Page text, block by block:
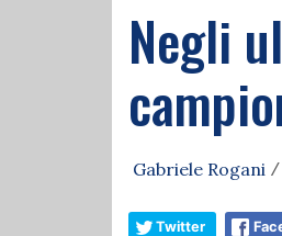
Negli
Gabriele Rogani /
Twitter